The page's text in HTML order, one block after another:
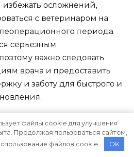
избежать осложнений,
с ветеринаром на
периода.
серьезным
важно следовать
врача и предоставить
и заботу для быстрого и
уход и
свищей у кошки
файлы cookie для улучшения
Продолжая пользоваться сайтом,
файлов cookie.
OK